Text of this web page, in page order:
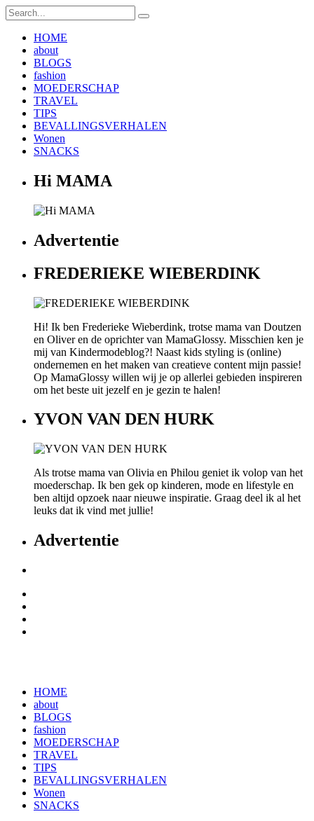
HOME
about
BLOGS
fashion
MOEDERSCHAP
TRAVEL
TIPS
BEVALLINGSVERHALEN
Wonen
SNACKS
Hi MAMA
Advertentie
FREDERIEKE WIEBERDINK
Hi! Ik ben Frederieke Wieberdink, trotse mama van Doutzen
en Oliver en de oprichter van MamaGlossy. Misschien ken je
mij van Kindermodeblog?! Naast kids styling is (online)
ondernemen en het maken van creatieve content mijn passie!
Op MamaGlossy willen wij je op allerlei gebieden inspireren
om het beste uit jezelf en je gezin te halen!
YVON VAN DEN HURK
Als trotse mama van Olivia en Philou geniet ik volop van het
moederschap. Ik ben gek op kinderen, mode en lifestyle en
ben altijd opzoek naar nieuwe inspiratie. Graag deel ik al het
leuks dat ik vind met jullie!
Advertentie
HOME
about
BLOGS
fashion
MOEDERSCHAP
TRAVEL
TIPS
BEVALLINGSVERHALEN
Wonen
SNACKS